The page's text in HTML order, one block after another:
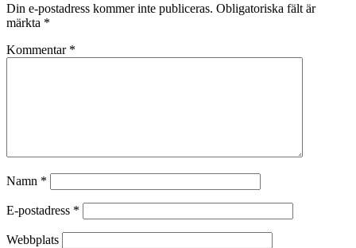
Din e-postadress kommer inte publiceras. Obligatoriska fält är
märkta *
Kommentar *
Namn *
E-postadress *
Webbplats